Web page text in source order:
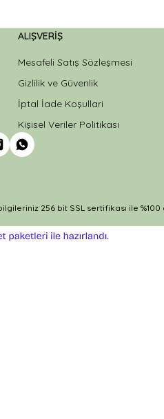
ALIŞVERIŞ
Mesafeli Satış Sözleşmesi
Gizlilik ve Güvenlik
İptal İade Koşullari
Kişisel Veriler Politikası
256 bit SSL sertifikası ile
e-